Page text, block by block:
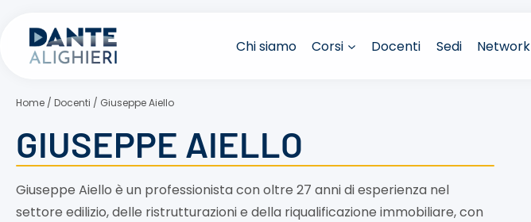
contenuto
Chi siamo Corsi Docenti Sedi Network
Home / Docenti / Giuseppe Aiello
GIUSEPPE AIELLO
Giuseppe Aiello è un professionista con oltre 27 anni di esperienza nel
settore edilizio, delle ristrutturazioni e della riqualificazione immobiliare, con